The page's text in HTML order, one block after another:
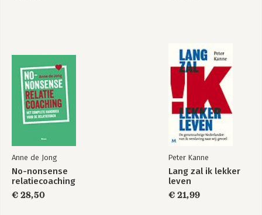
Anne de Jong
No-nonsense
relatiecoaching
€ 28,50
Peter Kanne
Lang zal ik lekker
leven
€ 21,99